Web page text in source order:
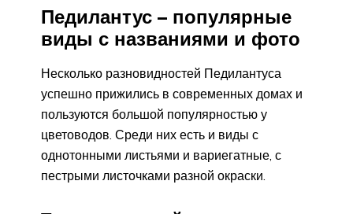
Педилантус – популярные
виды с названиями и фото
Несколько разновидностей Педилантуса
успешно прижились в современных домах и
пользуются большой популярностью у
цветоводов. Среди них есть и виды с
однотонными листьями и вариегатные, с
пестрыми листочками разной окраски.